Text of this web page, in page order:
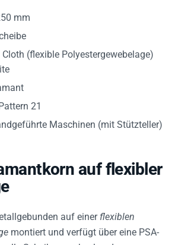
mm
Cloth (flexible Polyestergewebelage)
21
Maschinen (mit Stützteller)
auf flexibler
auf einer flexiblen
montiert und verfügt über eine PSA-